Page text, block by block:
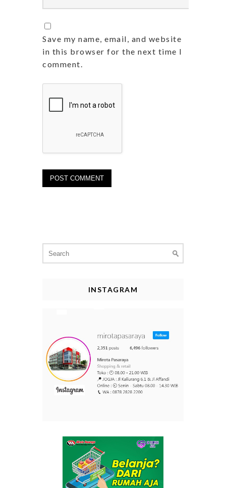
Save my name, email, and website
in this browser for the next time I
comment.
for:
INSTAGRAM